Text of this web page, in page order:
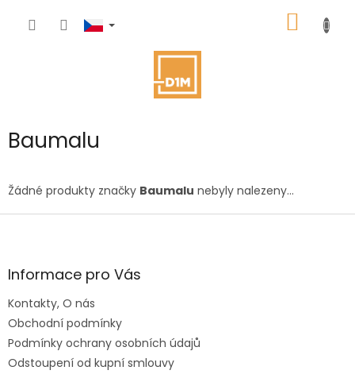
KOŠÍK
Baumalu
Žádné produkty značky Baumalu nebyly nalezeny...
Z
aInformace pro Vás
Kontakty, O nás
Obchodní podmínky
Podmínky ochrany osobních údajů
Odstoupení od kupní smlouvy